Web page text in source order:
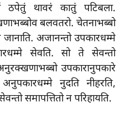
ठपेतुं थावरं कातुं पटिबला.
बलवतरो. चेतनाभब्बो
अजानन्तो उपकारधम्मे
सेवति. सो ते सेवन्तो
उपकारानुपकारे
नुदति नीहरति,
समापत्तितो न परिहायति.